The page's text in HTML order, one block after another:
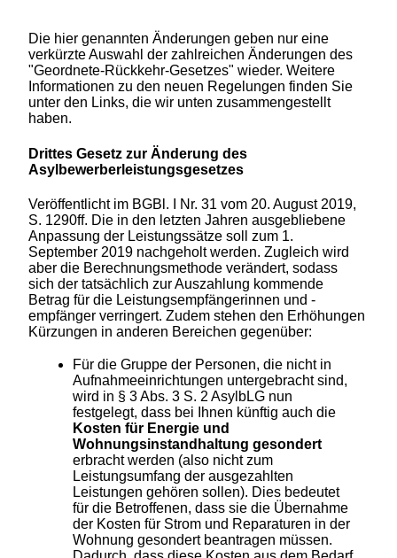
Die hier genannten Änderungen geben nur eine
verkürzte Auswahl der zahlreichen Änderungen des
"Geordnete-Rückkehr-Gesetzes" wieder. Weitere
Informationen zu den neuen Regelungen finden Sie
unter den Links, die wir unten zusammengestellt
haben.
Drittes Gesetz zur Änderung des
Asylbewerberleistungsgesetzes
Veröffentlicht im BGBl. I Nr. 31 vom 20. August 2019,
S. 1290ff. Die in den letzten Jahren ausgebliebene
Anpassung der Leistungssätze soll zum 1.
September 2019 nachgeholt werden. Zugleich wird
aber die Berechnungsmethode verändert, sodass
sich der tatsächlich zur Auszahlung kommende
Betrag für die Leistungsempfängerinnen und -
empfänger verringert. Zudem stehen den Erhöhungen
Kürzungen in anderen Bereichen gegenüber:
Für die Gruppe der Personen, die nicht in
Aufnahmeeinrichtungen untergebracht sind,
wird in § 3 Abs. 3 S. 2 AsylbLG nun
festgelegt, dass bei Ihnen künftig auch die
Kosten für Energie und
Wohnungsinstandhaltung gesondert
erbracht werden (also nicht zum
Leistungsumfang der ausgezahlten
Leistungen gehören sollen). Dies bedeutet
für die Betroffenen, dass sie die Übernahme
der Kosten für Strom und Reparaturen in der
Wohnung gesondert beantragen müssen.